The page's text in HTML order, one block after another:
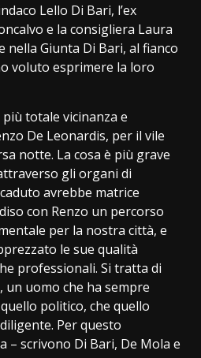
Lello Di Bari, l’ex
e la consigliera Laura
nella Giunta Di Bari, al fianco
voluto esprimere la loro
totale vicinanza e
De Leonardis, per il vile
notte. La cosa è più grave
gli organi di
avrebbe matrice
con Renzo un percorso
per la nostra città, e
le sue qualità
professionali. Si tratta di
uomo che ha sempre
politico, che quello
Per questo
– scrivono Di Bari, De Mola e